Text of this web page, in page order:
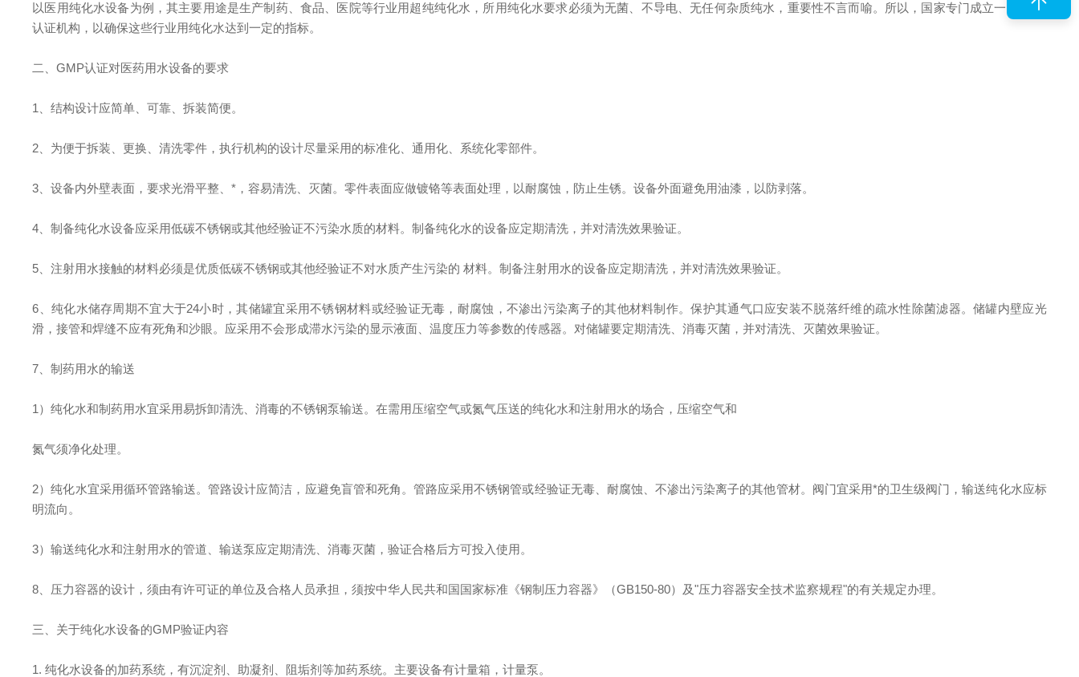
以医用纯化水设备为例，其主要用途是生产制药、食品、医院等行业用超纯纯化水，所用纯化水要求必须为无菌、不导电、无任何杂质纯水，重要性不言而喻。所以，国家专门成立一个GMP
认证机构，以确保这些行业用纯化水达到一定的指标。
二、GMP认证对医药用水设备的要求
1、结构设计应简单、可靠、拆装简便。
2、为便于拆装、更换、清洗零件，执行机构的设计尽量采用的标准化、通用化、系统化零部件。
3、设备内外壁表面，要求光滑平整、*，容易清洗、灭菌。零件表面应做镀铬等表面处理，以耐腐蚀，防止生锈。设备外面避免用油漆，以防剥落。
4、制备纯化水设备应采用低碳不锈钢或其他经验证不污染水质的材料。制备纯化水的设备应定期清洗，并对清洗效果验证。
5、注射用水接触的材料必须是优质低碳不锈钢或其他经验证不对水质产生污染的 材料。制备注射用水的设备应定期清洗，并对清洗效果验证。
6、纯化水储存周期不宜大于24小时，其储罐宜采用不锈钢材料或经验证无毒，耐腐蚀，不渗出污染离子的其他材料制作。保护其通气口应安装不脱落纤维的疏水性除菌滤器。储罐内壁应光
滑，接管和焊缝不应有死角和沙眼。应采用不会形成滞水污染的显示液面、温度压力等参数的传感器。对储罐要定期清洗、消毒灭菌，并对清洗、灭菌效果验证。
7、制药用水的输送
1）纯化水和制药用水宜采用易拆卸清洗、消毒的不锈钢泵输送。在需用压缩空气或氮气压送的纯化水和注射用水的场合，压缩空气和
氮气须净化处理。
2）纯化水宜采用循环管路输送。管路设计应简洁，应避免盲管和死角。管路应采用不锈钢管或经验证无毒、耐腐蚀、不渗出污染离子的其他管材。阀门宜采用*的卫生级阀门，输送纯化水应标
明流向。
3）输送纯化水和注射用水的管道、输送泵应定期清洗、消毒灭菌，验证合格后方可投入使用。
8、压力容器的设计，须由有许可证的单位及合格人员承担，须按中华人民共和国国家标准《钢制压力容器》（GB150-80）及"压力容器安全技术监察规程"的有关规定办理。
三、关于纯化水设备的GMP验证内容
1. 纯化水设备的加药系统，有沉淀剂、助凝剂、阻垢剂等加药系统。主要设备有计量箱，计量泵。